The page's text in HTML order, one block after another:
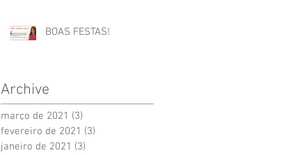
BOAS FESTAS!
Archive
março de 2021 (3)
fevereiro de 2021 (3)
janeiro de 2021 (3)